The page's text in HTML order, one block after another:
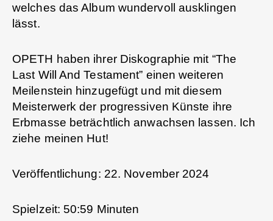
welches das Album wundervoll ausklingen
lässt.
OPETH haben ihrer Diskographie mit “The
Last Will And Testament” einen weiteren
Meilenstein hinzugefügt und mit diesem
Meisterwerk der progressiven Künste ihre
Erbmasse beträchtlich anwachsen lassen. Ich
ziehe meinen Hut!
Veröffentlichung: 22. November 2024
Spielzeit: 50:59 Minuten